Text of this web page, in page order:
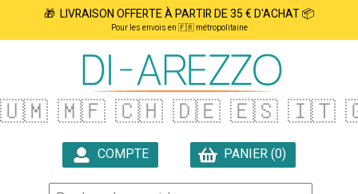
🎁 LIVRAISON OFFERTE À PARTIR DE 35 € D'ACHAT 📦
Pour les envois en 🇫🇷 métropolitaine
🇺🇲 🇲🇫 🇨🇭 🇩🇪 🇪🇸 🇮🇹
COMPTE
PANIER (0)